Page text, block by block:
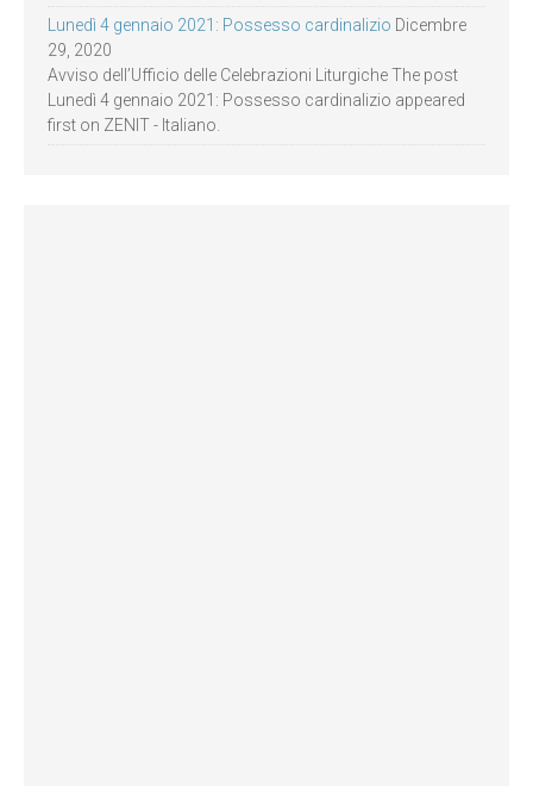
Lunedì 4 gennaio 2021: Possesso cardinalizio Dicembre
29, 2020
Avviso dell’Ufficio delle Celebrazioni Liturgiche The post
Lunedì 4 gennaio 2021: Possesso cardinalizio appeared
first on ZENIT - Italiano.